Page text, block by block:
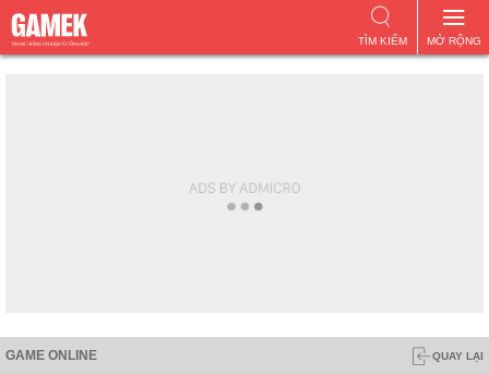
MỞ RỘNG
TÌM KIẾM
GAME ONLINE QUAY LẠI